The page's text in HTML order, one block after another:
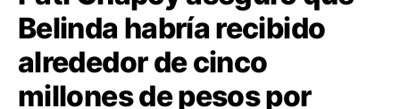
Belinda habría recibido
alrededor de cinco
millones de pesos por